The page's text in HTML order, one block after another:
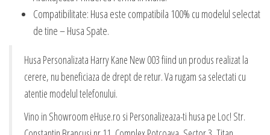
Compatibilitate: Husa este compatibila 100% cu modelul selectat
de tine – Husa Spate.
Husa Personalizata Harry Kane New 003 fiind un produs realizat la
cerere, nu beneficiaza de drept de retur. Va rugam sa selectati cu
atentie modelul telefonului.
Vino in Showroom eHuse.ro si Personalizeaza-ti husa pe Loc! Str.